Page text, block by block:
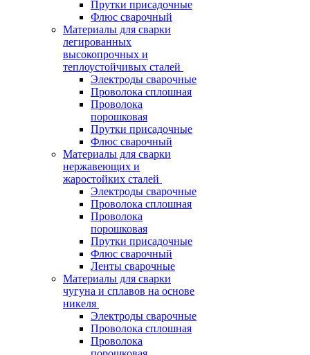
Прутки присадочные
Флюс сварочный
Материалы для сварки
легированных
высокопрочных и
теплоустойчивых сталей
Электроды сварочные
Проволока сплошная
Проволока
порошковая
Прутки присадочные
Флюс сварочный
Материалы для сварки
нержавеющих и
жаростойких сталей
Электроды сварочные
Проволока сплошная
Проволока
порошковая
Прутки присадочные
Флюс сварочный
Ленты сварочные
Материалы для сварки
чугуна и сплавов на основе
никеля
Электроды сварочные
Проволока сплошная
Проволока